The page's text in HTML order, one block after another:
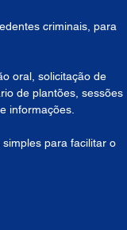
criminais, para
oral, solicitação de
de plantões, sessões
informações.
para facilitar o